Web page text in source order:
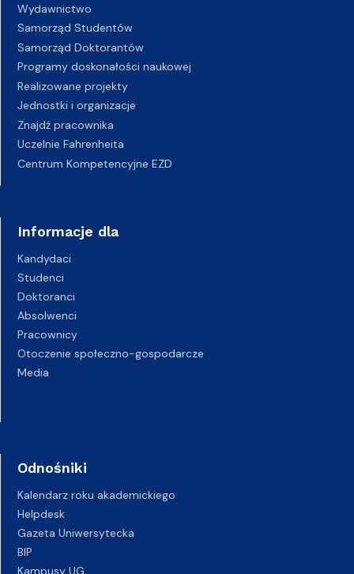
Wydawnictwo
Samorząd Studentów
Samorząd Doktorantów
Programy doskonałości naukowej
Realizowane projekty
Jednostki i organizacje
Znajdź pracownika
Uczelnie Fahrenheita
Centrum Kompetencyjne EZD
Informacje dla
Kandydaci
Studenci
Doktoranci
Absolwenci
Pracownicy
Otoczenie społeczno-gospodarcze
Media
Odnośniki
Kalendarz roku akademickiego
Helpdesk
Gazeta Uniwersytecka
BIP
Kampusy UG